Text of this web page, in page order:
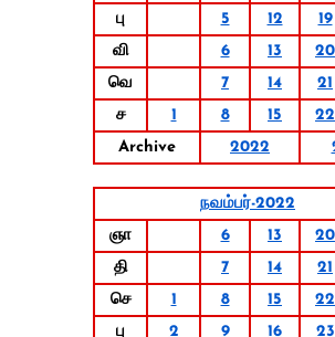
பு
5 12 19
வி
6 13 20
வெ
7 14 21
ச
1 8 15 22
Archive
2022
நவம்பர்-2022
ஞா
6 13 20
தி
7 14 21
செ
1 8 15 22
பு
2 9 16 23